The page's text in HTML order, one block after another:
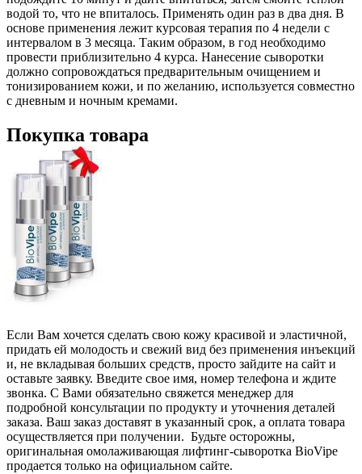
водой то, что не впиталось. Применять один раз в два дня. В
основе применения лежит курсовая терапия по 4 недели с
интервалом в 3 месяца. Таким образом, в год необходимо
провести приблизительно 4 курса. Нанесение сыворотки
должно сопровождаться предварительным очищением и
тонизированием кожи, и по желанию, используется совместно
с дневным и ночным кремами.
Покупка товара
Если Вам хочется сделать свою кожу красивой и эластичной,
придать ей молодость и свежий вид без применения инъекций
и, не вкладывая больших средств, просто зайдите на сайт и
оставьте заявку. Введите свое имя, номер телефона и ждите
звонка. С Вами обязательно свяжется менеджер для
подробной консультации по продукту и уточнения деталей
заказа. Ваш заказ доставят в указанный срок, а оплата товара
осуществляется при получении. Будьте осторожны,
оригинальная омолаживающая лифтинг-сыворотка BioVipe
продается только на официальном сайте.